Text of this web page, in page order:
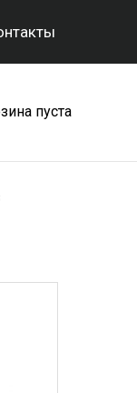
пуста